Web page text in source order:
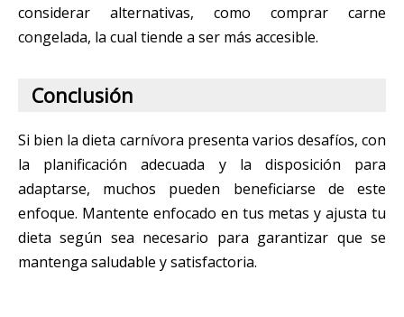
considerar alternativas, como comprar carne
congelada, la cual tiende a ser más accesible.
Conclusión
Si bien la dieta carnívora presenta varios desafíos, con
la planificación adecuada y la disposición para
adaptarse, muchos pueden beneficiarse de este
enfoque. Mantente enfocado en tus metas y ajusta tu
dieta según sea necesario para garantizar que se
mantenga saludable y satisfactoria.